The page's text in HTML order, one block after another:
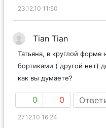
23.12.10 11:50
Тian Tian
Татьяна, в круглой
бортиками ( другой нет)
как вы думаете?
0 0
27.12.10 16:24